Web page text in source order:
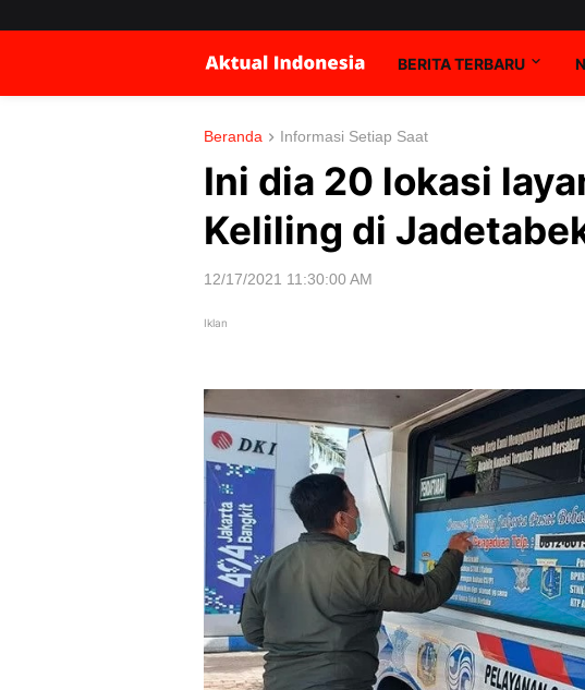
BERITA TERBARU
Beranda Informasi Setiap Saat
Ini dia 20 lokasi
Keliling di
12/17/2021 11:30:00 AM
Iklan